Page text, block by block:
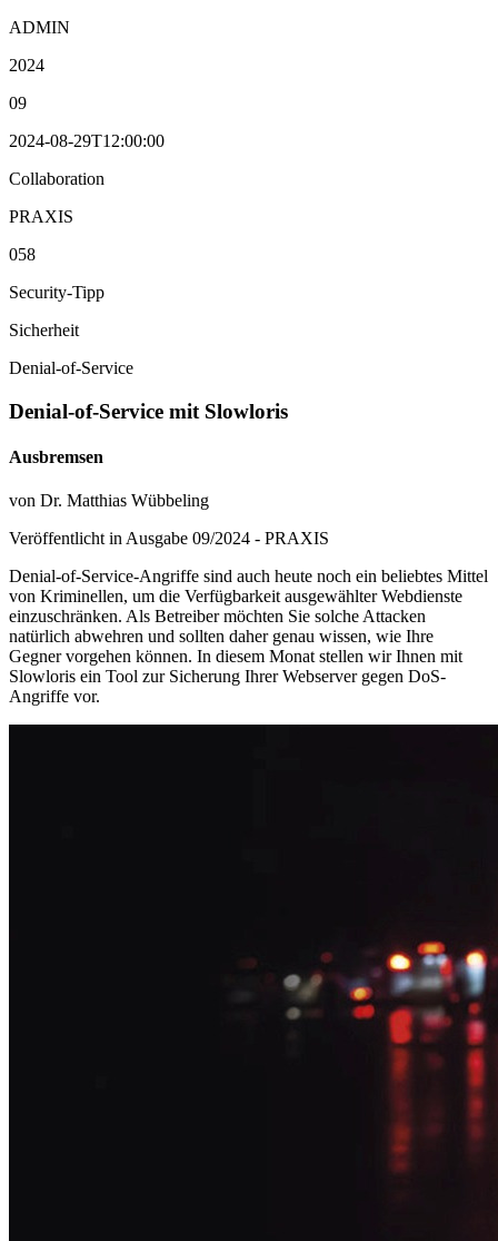
ADMIN
2024
09
2024-08-29T12:00:00
Collaboration
PRAXIS
058
Security-Tipp
Sicherheit
Denial-of-Service
Denial-of-Service mit Slowloris
Ausbremsen
von Dr. Matthias Wübbeling
Veröffentlicht in Ausgabe 09/2024 - PRAXIS
Denial-of-Service-Angriffe sind auch heute noch ein beliebtes Mittel
von Kriminellen, um die Verfügbarkeit ausgewählter Webdienste
einzuschränken. Als Betreiber möchten Sie solche Attacken
natürlich abwehren und sollten daher genau wissen, wie Ihre
Gegner vorgehen können. In diesem Monat stellen wir Ihnen mit
Slowloris ein Tool zur Sicherung Ihrer Webserver gegen DoS-
Angriffe vor.